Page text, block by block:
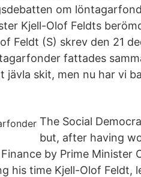
om
Kjell-Olof Feldts
Feldt (S) skrev den 21
fattades
jävla skit, men nu har vi
The Social
but, after having
by Prime Minister
his time Kjell-Olof